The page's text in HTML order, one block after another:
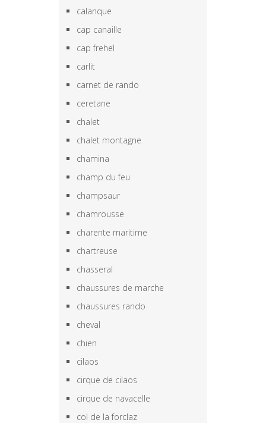
calanque
cap canaille
cap frehel
carlit
carnet de rando
ceretane
chalet
chalet montagne
chamina
champ du feu
champsaur
chamrousse
charente maritime
chartreuse
chasseral
chaussures de marche
chaussures rando
cheval
chien
cilaos
cirque de cilaos
cirque de navacelle
col de la forclaz